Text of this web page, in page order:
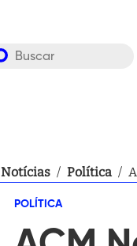
Notícias / Política /
POLÍTICA